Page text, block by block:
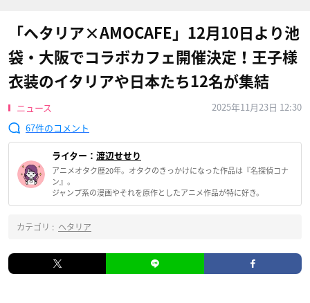
「ヘタリア×AMOCAFE」12月10日より池
袋・大阪でコラボカフェ開催決定！王子様
衣装のイタリアや日本たち12名が集結
ニュース
2025年11月23日 12:30
67
ライター： 渡辺せせり
アニメオタク歴20年。オタクのきっかけになった作品は『名探偵コナ
ン』。
ジャンプ系の漫画やそれを原作としたアニメ作品が特に好き。
カテゴリ : ヘタリア